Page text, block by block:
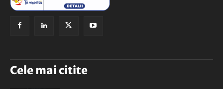
Cele mai citite